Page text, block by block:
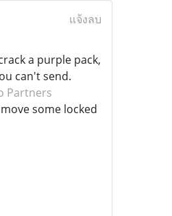
แจ้งลบ
a purple pack,
can't send.
Partners
some locked